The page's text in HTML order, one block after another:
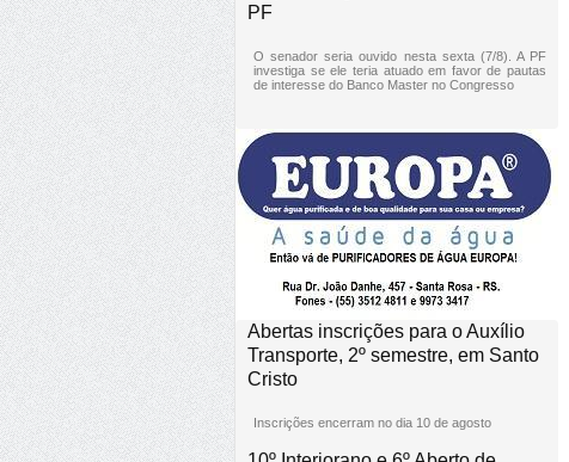
PF
O senador seria ouvido nesta sexta (7/8). A PF
investiga se ele teria atuado em favor de pautas
de interesse do Banco Master no Congresso
Abertas inscrições para o Auxílio
Transporte, 2º semestre, em Santo
Cristo
Inscrições encerram no dia 10 de agosto